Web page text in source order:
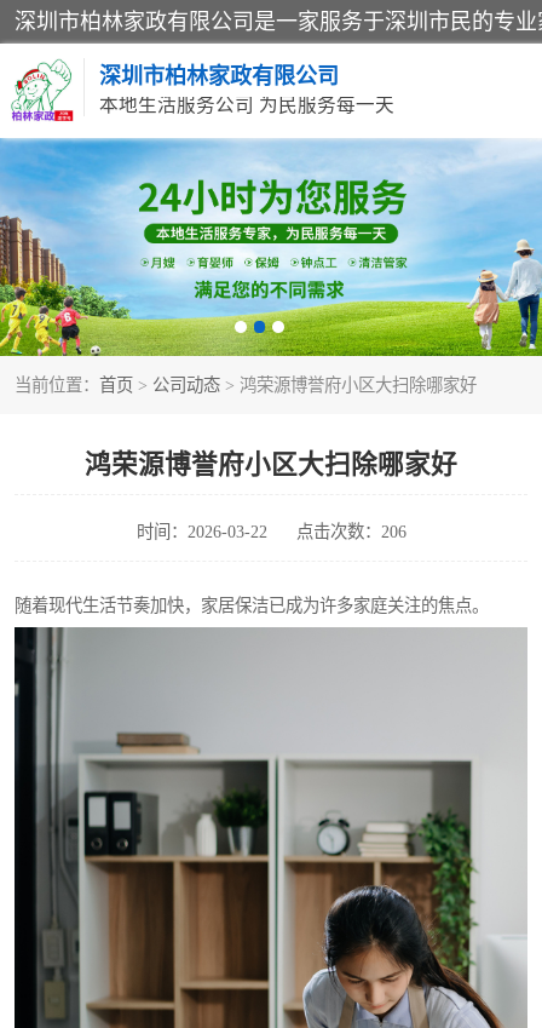
深圳市柏林家政有限公司
本地生活服务公司 为民服务每一天
当前位置： 首页 > 公司动态 > 鸿荣源博誉府小区大扫除哪家好
鸿荣源博誉府小区大扫除哪家好
时间：2026-03-22 点击次数：206
随着现代生活节奏加快，家居保洁已成为许多家庭关注的焦点。
家居保洁
家庭保姆